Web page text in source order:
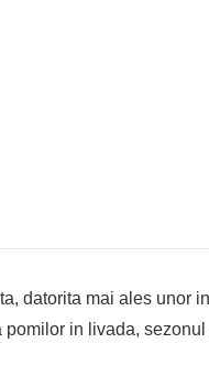
datorita mai ales unor
in livada,